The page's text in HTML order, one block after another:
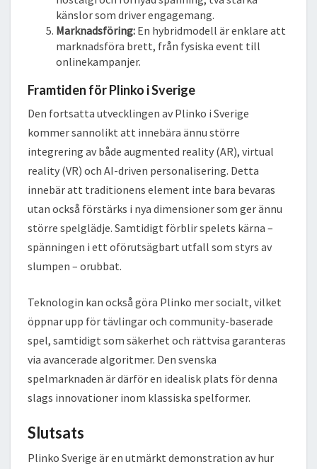
känslor som driver engagemang.
Marknadsföring: En hybridmodell är enklare att
marknadsföra brett, från fysiska event till
onlinekampanjer.
Framtiden för Plinko i Sverige
Den fortsatta utvecklingen av Plinko i Sverige
kommer sannolikt att innebära ännu större
integrering av både augmented reality (AR), virtual
reality (VR) och AI-driven personalisering. Detta
innebär att traditionens element inte bara bevaras
utan också förstärks i nya dimensioner som ger ännu
större spelglädje. Samtidigt förblir spelets kärna –
spänningen i ett oförutsägbart utfall som styrs av
slumpen – orubbat.
Teknologin kan också göra Plinko mer socialt, vilket
öppnar upp för tävlingar och community-baserade
spel, samtidigt som säkerhet och rättvisa garanteras
via avancerade algoritmer. Den svenska
spelmarknaden är därför en idealisk plats för denna
slags innovationer inom klassiska spelformer.
Slutsats
Plinko Sverige är en utmärkt demonstration av hur